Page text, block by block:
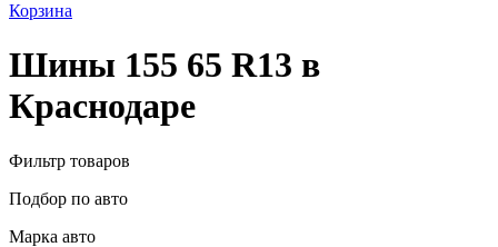
Корзина
Шины 155 65 R13 в
Краснодаре
Фильтр товаров
Подбор по авто
Марка авто